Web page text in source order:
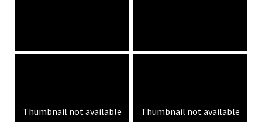
Thumbnail not available Thumbnail not available